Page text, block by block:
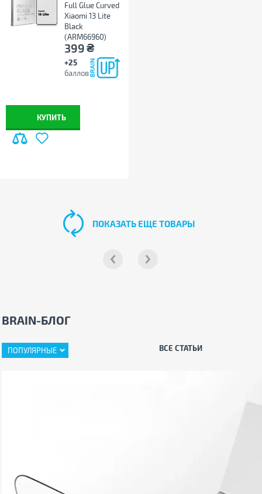
Full Glue Curved
Xiaomi 13 Lite
Black
(ARM66960)
399₴
+25
баллов
КУПИТЬ
ПОКАЗАТЬ ЕЩЕ ТОВАРЫ
BRAIN-БЛОГ
ПОПУЛЯРНЫЕ ВСЕ СТАТЬИ